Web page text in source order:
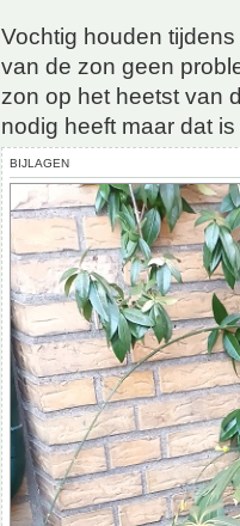
Vochtig houden
van de zon geen
zon op het heetst van
nodig heeft maar dat
BIJLAGEN